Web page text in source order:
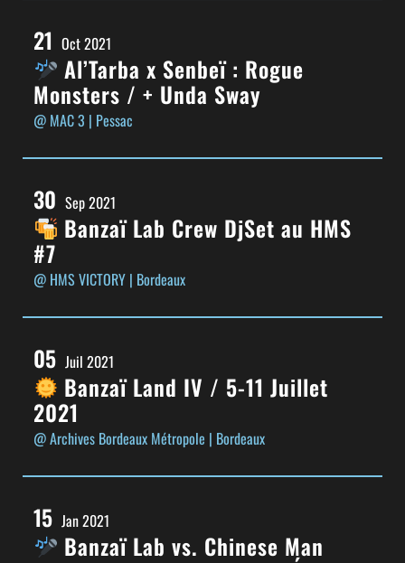
21 Oct 2021
Al’Tarba x Senbeï : Rogue
Monsters / + Unda Sway
@ MAC 3 | Pessac
30 Sep 2021
Banzaï Lab Crew DjSet au HMS
#7
@ HMS VICTORY | Bordeaux
05 Juil 2021
Banzaï Land IV / 5-11 Juillet
2021
@ Archives Bordeaux Métropole | Bordeaux
15 Jan 2021
Banzaï Lab vs. Chinese Man